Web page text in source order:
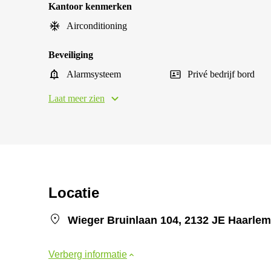
Kantoor kenmerken
Airconditioning
Beveiliging
Alarmsysteem
Privé bedrijf bord
Laat meer zien
Locatie
Wieger Bruinlaan 104, 2132 JE
Verberg informatie